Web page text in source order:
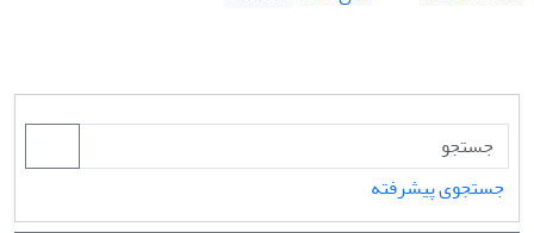
جستجوی پیشرفته